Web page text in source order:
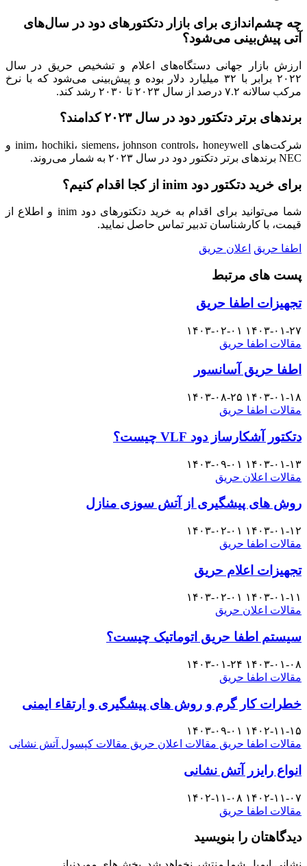
چه چشم‌اندازی برای بازار دتکتورهای دود در سال‌های
آتی پیش‌بینی می‌شود؟
ارزش بازار جهانی دستگاه‌های اعلام و تشخیص حریق در سال
۲۰۲۲ برابر با ۳۲ میلیارد دلار بوده و پیش‌بینی می‌شود که با نرخ
مرکب سالانه ۷.۲ درصد از سال ۲۰۲۳ تا ۲۰۳۰ رشد کند.
برندهای برتر دتکتور دود در سال ۲۰۲۳ کدامند؟
شرکت‌های inim، hochiki، siemens، johnson controls، honeywell و
NEC برندهای برتر دتکتور دود در سال ۲۰۲۳ به شمار می‌روند.
برای خرید دتکتور دود inim از کجا اقدام کنیم؟
شما می‌توانید برای اقدام به خرید دتکتورهای دود inim و اطلاع از
قیمت، با کارشناسان تدبیر تماس حاصل نمایید.
اطفا حریق اعلان حریق
پست های مرتبط
تجهیزات اطفا حریق
۱۴۰۳-۰۱-۲۷ ۱۴۰۳-۰۲-۰۱
مقالات اطفا حریق
اطفا حریق آسانسور
۱۴۰۳-۰۱-۱۸ ۱۴۰۳-۰۸-۲۵
مقالات اطفا حریق
دتکتور آشکارساز دود VLF چیست؟
۱۴۰۳-۰۱-۱۳ ۱۴۰۳-۰۹-۰۱
مقالات اعلان حریق
روش های پیشگیری از آتش سوزی منازل
۱۴۰۳-۰۱-۱۲ ۱۴۰۳-۰۲-۰۱
مقالات اطفا حریق
تجهیزات اعلام حریق
۱۴۰۳-۰۱-۱۱ ۱۴۰۳-۰۲-۰۱
مقالات اعلان حریق
سیستم اطفا حریق اتوماتیک چیست؟
۱۴۰۳-۰۱-۰۸ ۱۴۰۳-۰۱-۲۴
مقالات اطفا حریق
خطرات کار گرم و روش های پیشگیری و ارتقاء ایمنی
۱۴۰۲-۱۱-۱۵ ۱۴۰۳-۰۹-۰۱
مقالات اطفا حریق مقالات اعلان حریق مقالات کپسول آتش نشانی
انواع رایزر آتش نشانی
۱۴۰۲-۱۱-۰۷ ۱۴۰۲-۱۱-۰۸
مقالات اطفا حریق
دیدگاهتان را بنویسید